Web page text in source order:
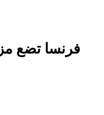
فرنسا تضع